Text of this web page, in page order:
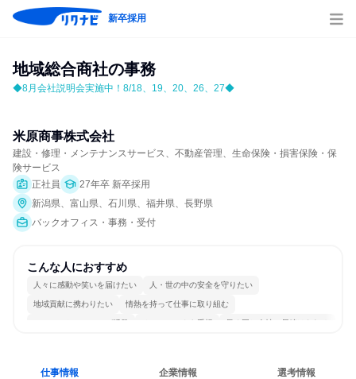
新卒採用
地域総合商社の事務
◆8月会社説明会実施中！8/18、19、20、26、27◆
米原商事株式会社
建設・修理・メンテナンスサービス、不動産管理、生命保険・損害保険・保
険サービス
正社員
27年卒 新卒採用
新潟県、富山県、石川県、福井県、長野県
バックオフィス・事務・受付
こんな人におすすめ
人々に感動や笑いを届けたい 人・世の中の安全を守りたい
地域貢献に携わりたい 情熱を持って仕事に取り組む
コミュニケーションが活発 チームワークを重視 長く同じ会社に居続けられる
仕事情報 企業情報 選考情報